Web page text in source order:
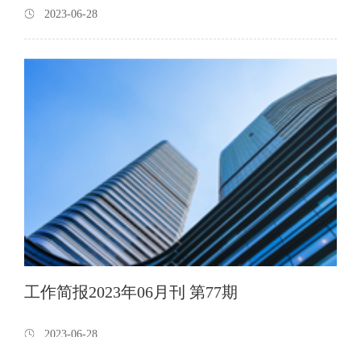
2023-06-28
工作简报2023年06月刊 第77期
2023-06-28